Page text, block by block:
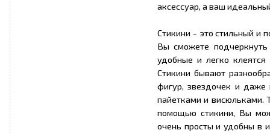
аксессуар, а ваш
Стикини - это стильный и
Вы сможете
удобные и легко
Стикини бывают
фигур, звездочек и
пайетками и висюльками.
помощью стикини, Вы
очень просты и удобны в